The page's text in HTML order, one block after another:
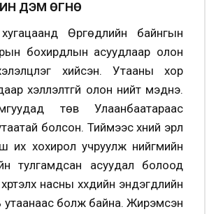
ДЭМ ӨГНӨ
Өргөдлийн байнгын
бохирдлын асуудлаар олон
хийсэн. Утааны хор
хэлүүлэлтгүй олон нийт мэднэ.
төв Улаанбаатараас
болсон. Тиймээс хүний эрүүл
их хохирол учруулж нийгмийн
тулгамдсан асуудал болоод
насны хүүхдийн эндэгдлийн
утаанаас болж байна. Жирэмсэн